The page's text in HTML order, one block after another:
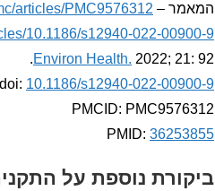
המאמר – articles/PMC9576312/
10.1186/s12940-022-00900-9
Environ Health. 2022; 21: 92.
10.1186/s12940-022-00900-9
PMCID: PMC9576312
PMID: 36253855
ביקורת נוספת על